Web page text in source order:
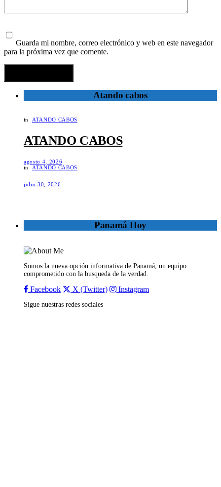
Guarda mi nombre, correo electrónico y web en este navegador
para la próxima vez que comente.
Atando cabos
in ATANDO CABOS
ATANDO CABOS
agosto 4, 2026
in
ATANDO CABOS
julio 30, 2026
Panamá Hoy
Somos la nueva opción informativa de Panamá, un equipo
comprometido con la busqueda de la verdad.
Facebook X (Twitter) Instagram
Sígue nuestras redes sociales